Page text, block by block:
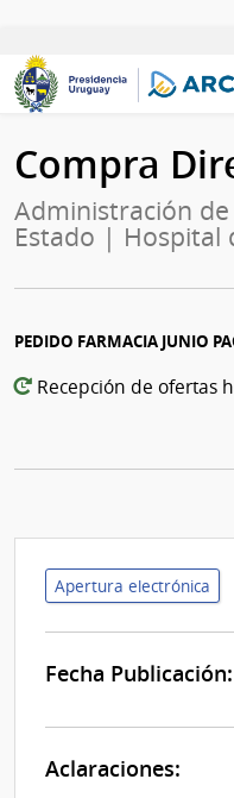
Compra
Administración
Estado | Hospital
PEDIDO FARMACIA JUNIO
Recepción de ofertas
Apertura electrónica
Fecha Publicación:
Aclaraciones: